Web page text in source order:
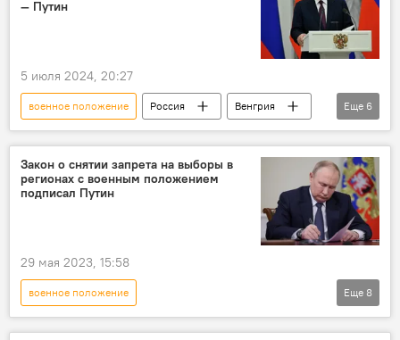
— Путин
5 июля 2024, 20:27
военное положение Россия
Венгрия
Владимир Путин
Виктор Орбан
Украина
прекращение огня
продление
Еще 6
Закон о снятии запрета на выборы в
регионах с военным положением
подписал Путин
29 мая 2023, 15:58
военное положение
Спецоперация России по защите Донбасса
Еще 8